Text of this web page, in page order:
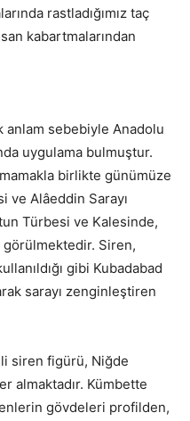
rastladığımız taç
kabartmalarından
anlam sebebiyle Anadolu
uygulama bulmuştur.
birlikte günümüze
ve Alâeddin Sarayı
Türbesi ve Kalesinde,
Siren,
gibi Kubadabad
sarayı zenginleştiren
siren figürü, Niğde
almaktadır. Kümbette
gövdeleri profilden,